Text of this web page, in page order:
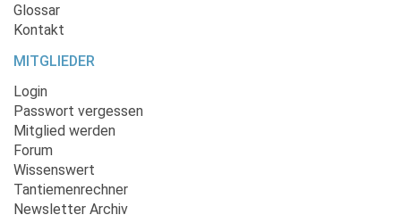
Glossar
Kontakt
MITGLIEDER
Login
Passwort vergessen
Mitglied werden
Forum
Wissenswert
Tantiemenrechner
Newsletter Archiv